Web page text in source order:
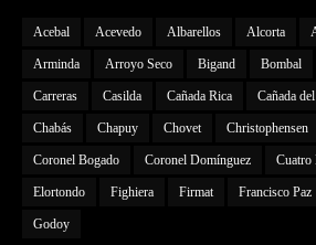
Acebal Acevedo Albarellos Alcorta
Arminda Arroyo Seco Bigand Bombal
Carreras Casilda Cañada Rica Cañada
Chabás Chapuy Chovet Christophensen
Coronel Bogado Coronel Domínguez Cuatro
Elortondo Fighiera Firmat Francisco Paz
Godoy